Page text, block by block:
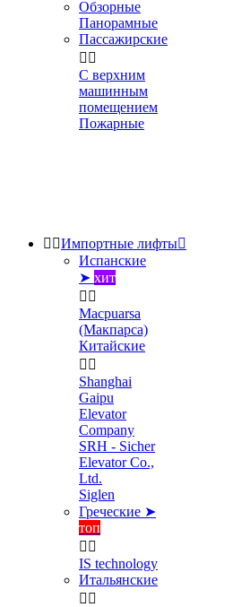
Обзорные
Панорамные
Пассажирские
 
С верхним
машинным
помещением
Пожарные
 Импортные лифты
Испанские
➤ хит
 
Macpuarsa
(Макпарса)
Китайские
 
Shanghai
Gaipu
Elevator
Company
SRH - Sicher
Elevator Co.,
Ltd.
Siglen
Греческие ➤
топ
 
IS technology
Итальянские
 